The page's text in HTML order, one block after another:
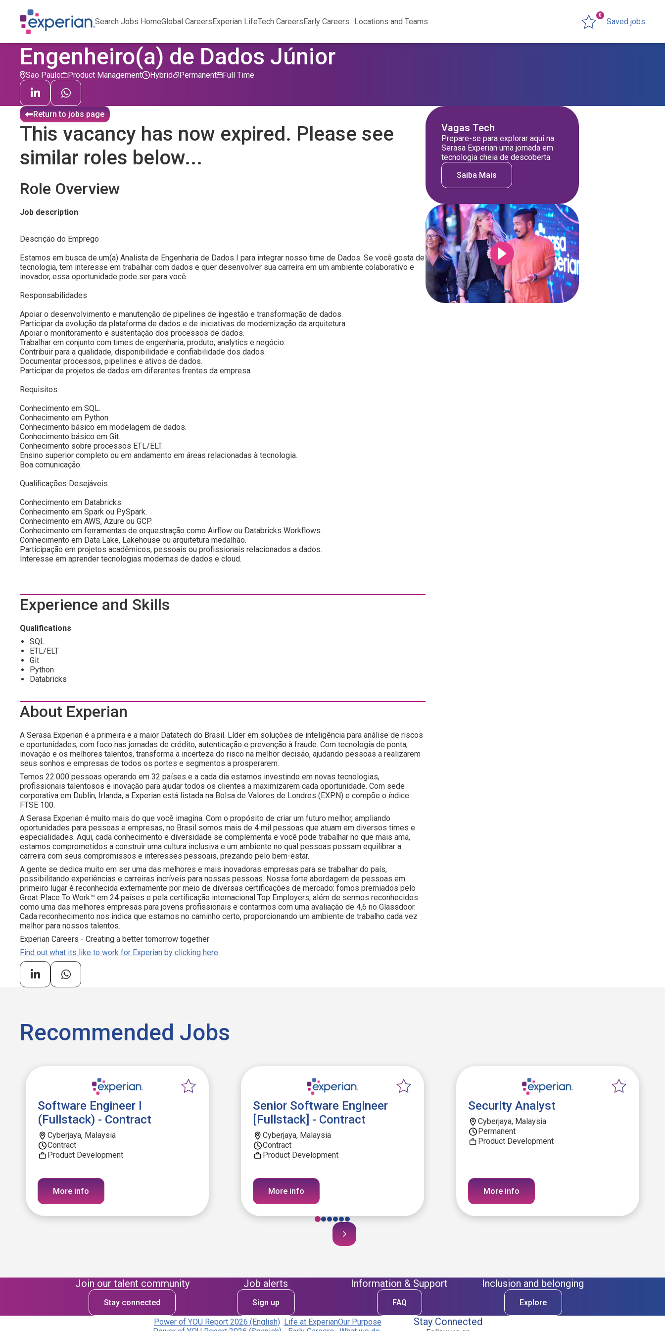
Search Jobs HomeGlobal CareersExperian LifeTech CareersEarly Careers Locations and Teams Saved jobs
0
Engenheiro(a) de Dados Júnior
Sao Paulo Product Management Permanent
Hybrid Full Time
Return to jobs page
This vacancy has now expired. Please see
similar roles below...
Role Overview
Job description
Descrição do Emprego
Estamos em busca de um(a) Analista de Engenharia de Dados I para integrar nosso time de Dados. Se você gosta de
tecnologia, tem interesse em trabalhar com dados e quer desenvolver sua carreira em um ambiente colaborativo e
inovador, essa oportunidade pode ser para você.
Responsabilidades
Apoiar o desenvolvimento e manutenção de pipelines de ingestão e transformação de dados.
Participar da evolução da plataforma de dados e de iniciativas de modernização da arquitetura.
Apoiar o monitoramento e sustentação dos processos de dados.
Trabalhar em conjunto com times de engenharia, produto, analytics e negócio.
Contribuir para a qualidade, disponibilidade e confiabilidade dos dados.
Documentar processos, pipelines e ativos de dados.
Participar de projetos de dados em diferentes frentes da empresa.
Requisitos
Conhecimento em SQL.
Conhecimento em Python.
Conhecimento básico em modelagem de dados.
Conhecimento básico em Git.
Conhecimento sobre processos ETL/ELT.
Ensino superior completo ou em andamento em áreas relacionadas à tecnologia.
Boa comunicação.
Qualificações Desejáveis
Conhecimento em Databricks.
Conhecimento em Spark ou PySpark.
Conhecimento em AWS, Azure ou GCP.
Conhecimento em ferramentas de orquestração como Airflow ou Databricks Workflows.
Conhecimento em Data Lake, Lakehouse ou arquitetura medalhão.
Participação em projetos acadêmicos, pessoais ou profissionais relacionados a dados.
Interesse em aprender tecnologias modernas de dados e cloud.
Experience and Skills
Qualifications
SQL
ETL/ELT
Git
Python
Databricks
About Experian
A Serasa Experian é a primeira e a maior Datatech do Brasil. Líder em soluções de inteligência para análise de riscos
e oportunidades, com foco nas jornadas de crédito, autenticação e prevenção à fraude. Com tecnologia de ponta,
inovação e os melhores talentos, transforma a incerteza do risco na melhor decisão, ajudando pessoas a realizarem
seus sonhos e empresas de todos os portes e segmentos a prosperarem.
Temos 22.000 pessoas operando em 32 países e a cada dia estamos investindo em novas tecnologias,
profissionais talentosos e inovação para ajudar todos os clientes a maximizarem cada oportunidade. Com sede
corporativa em Dublin, Irlanda, a Experian está listada na Bolsa de Valores de Londres (EXPN) e compõe o índice
FTSE 100.
A Serasa Experian é muito mais do que você imagina. Com o propósito de criar um futuro melhor, ampliando
oportunidades para pessoas e empresas, no Brasil somos mais de 4 mil pessoas que atuam em diversos times e
especialidades. Aqui, cada conhecimento e diversidade se complementa e você pode trabalhar no que mais ama,
estamos comprometidos a construir uma cultura inclusiva e um ambiente no qual pessoas possam equilibrar a
carreira com seus compromissos e interesses pessoais, prezando pelo bem-estar.
A gente se dedica muito em ser uma das melhores e mais inovadoras empresas para se trabalhar do país,
possibilitando experiências e carreiras incríveis para nossas pessoas. Nossa forte abordagem de pessoas em
primeiro lugar é reconhecida externamente por meio de diversas certificações de mercado: fomos premiados pelo
Great Place To Work™ em 24 países e pela certificação internacional Top Employers, além de sermos reconhecidos
como uma das melhores empresas para jovens profissionais e contarmos com uma avaliação de 4,6 no Glassdoor.
Cada reconhecimento nos indica que estamos no caminho certo, proporcionando um ambiente de trabalho cada vez
melhor para nossos talentos.
Experian Careers - Creating a better tomorrow together
Find out what its like to work for Experian by clicking here
Vagas Tech
Prepare-se para explorar aqui na
Serasa Experian uma jornada em
tecnologia cheia de descoberta.
Saiba Mais
Recommended Jobs
Software Engineer I
(Fullstack) - Contract
Cyberjaya, Malaysia
Contract
Product Development
More info
Senior Software Engineer
[Fullstack] - Contract
Cyberjaya, Malaysia
Contract
Product Development
More info
Security Analyst
Cyberjaya, Malaysia
Permanent
Product Development
More info
Join our talent community
Stay connected
Job alerts
Sign up
Information & Support
FAQ
Inclusion and belonging
Explore
Power of YOU Report 2026 (English) Life at ExperianOur Purpose
Stay Connected